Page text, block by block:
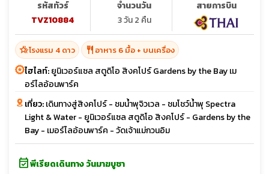
รหัสทัวร์
TVZ10884
จำนวนวัน
3 วัน 2 คืน
สายการบิน
hotel_classโรงแรม 4 ดาว restaurant อาหาร 6 มื้อ + บนเครื่อง
ไฮไลท์:ยูนิเวอร์แซล สตูดิโอ สิงคโปร์ Gardens by the Bay เม
อร์ไลอ้อนพาร์ค
เที่ยว:เดินทางสู่สิงคโปร์ - ชมน้ำพุจิวเวล - ชมโชว์น้ำพุ Spectra
Light & Water - ยูนิเวอร์แซล สตูดิโอ สิงคโปร์ - Gardens by the
Bay - เมอร์ไลอ้อนพาร์ค - วัดเจ้าแม่กวนอิม
event_availableพีเรียดเดินทาง วันมาฆบูชา